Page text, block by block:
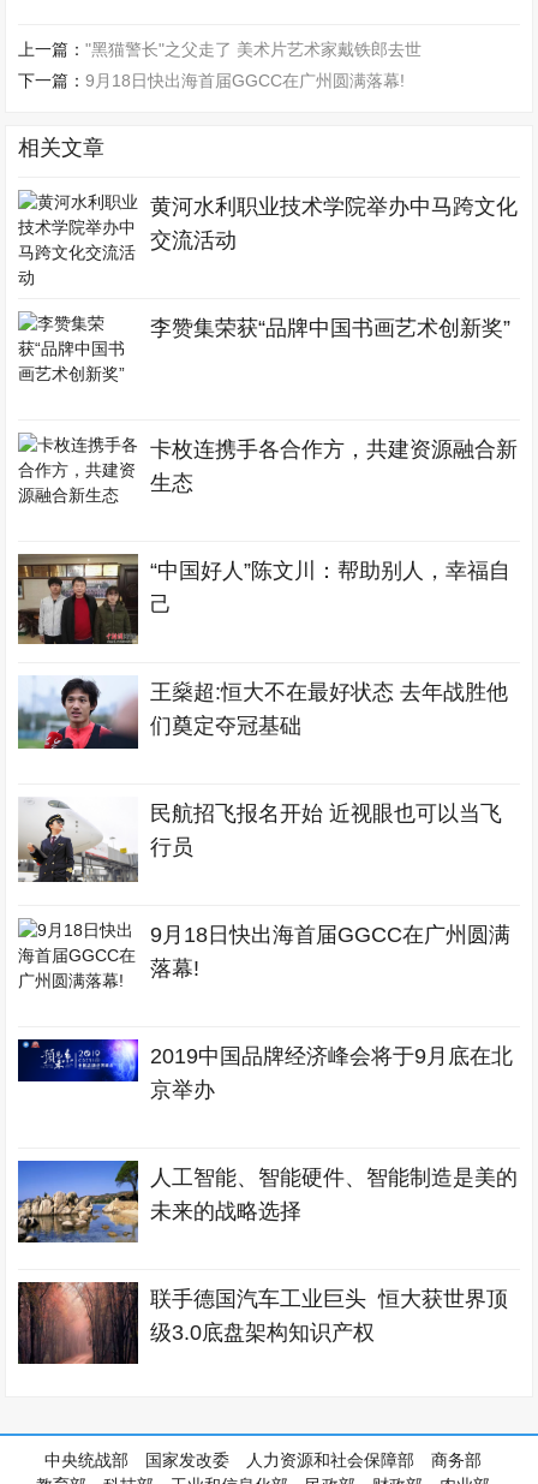
上一篇："黑猫警长"之父走了 美术片艺术家戴铁郎去世
下一篇：9月18日快出海首届GGCC在广州圆满落幕!
相关文章
黄河水利职业技术学院举办中马跨文化
交流活动
李赞集荣获“品牌中国书画艺术创新奖”
卡枚连携手各合作方，共建资源融合新
生态
“中国好人”陈文川：帮助别人，幸福自
己
王燊超:恒大不在最好状态 去年战胜他
们奠定夺冠基础
民航招飞报名开始 近视眼也可以当飞
行员
9月18日快出海首届GGCC在广州圆满
落幕!
2019中国品牌经济峰会将于9月底在北
京举办
人工智能、智能硬件、智能制造是美的
未来的战略选择
联手德国汽车工业巨头 恒大获世界顶
级3.0底盘架构知识产权
中央统战部 国家发改委 人力资源和社会保障部
商务部